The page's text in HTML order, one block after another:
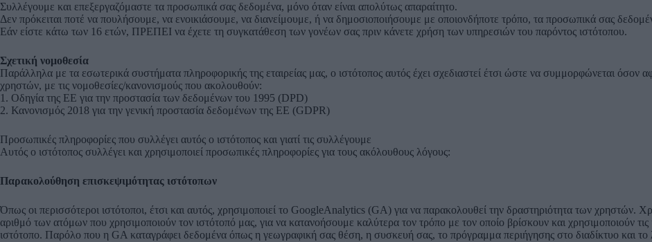
Συλλέγουμε και επεξεργαζόμαστε τα προσωπικά σας δεδομένα, μόνο όταν είναι απολύτως απαραίτητο.
Δεν πρόκειται ποτέ να πουλήσουμε, να ενοικιάσουμε, να διανείμουμε, ή να δημοσιοποιήσουμε με οποιονδήποτε τρόπο, τα προσωπικά σας
Εάν είστε κάτω των 16 ετών, ΠΡΕΠΕΙ να έχετε τη συγκατάθεση των γονέων σας πριν κάνετε χρήση των υπηρεσιών του παρόντος ιστότοπου.
Σχετική νομοθεσία
Παράλληλα με τα εσωτερικά συστήματα πληροφορικής της εταιρείας μας, ο ιστότοπος αυτός έχει σχεδιαστεί έτσι ώστε να συμμορφώνεται
χρηστών, με τις νομοθεσίες/κανονισμούς που ακολουθούν:
1. Οδηγία της ΕΕ για την προστασία των δεδομένων του 1995 (DPD)
2. Κανονισμός 2018 για την γενική προστασία δεδομένων της ΕΕ (GDPR)
Προσωπικές πληροφορίες που συλλέγει αυτός ο ιστότοπος και γιατί τις συλλέγουμε
Αυτός ο ιστότοπος συλλέγει και χρησιμοποιεί προσωπικές πληροφορίες για τους ακόλουθους λόγους:
Παρακολούθηση επισκεψιμότητας ιστότοπων
Όπως οι περισσότεροι ιστότοποι, έτσι και αυτός, χρησιμοποιεί το GoogleAnalytics (GA) για να παρακολουθεί την δραστηριότητα των χρηστών.
αριθμό των ατόμων που χρησιμοποιούν τον ιστότοπό μας, για να κατανοήσουμε καλύτερα τον τρόπο με τον οποίο βρίσκουν και χρησιμοποιούν
ιστότοπο. Παρόλο που η GA καταγράφει δεδομένα όπως η γεωγραφική σας θέση, η συσκευή σας, το πρόγραμμα περιήγησης στο διαδίκτυο και το